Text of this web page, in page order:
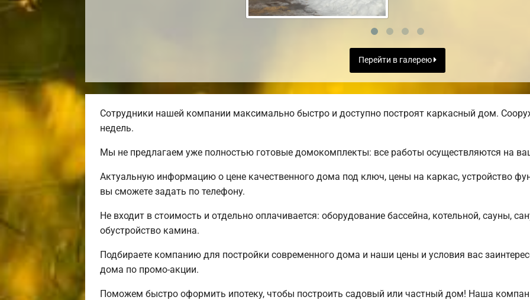
Перейти в галерею
Сотрудники нашей компании максимально быстро и доступно построят каркасный дом.
недель.
Мы не предлагаем уже полностью готовые домокомплекты: все работы осуществляются на
Актуальную информацию о цене качественного дома под ключ, цены на каркас, устройство
вы сможете задать по телефону.
Не входит в стоимость и отдельно оплачивается: оборудование бассейна, котельной, сауны,
обустройство камина.
Подбираете компанию для постройки современного дома и наши цены и условия вас
дома по промо-акции.
Поможем быстро оформить ипотеку, чтобы построить садовый или частный дом! Наша